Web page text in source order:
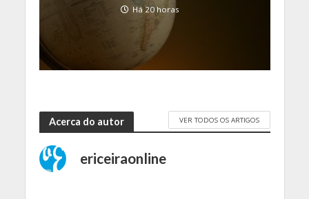
Há 20 horas
Acerca do autor VER TODOS OS ARTIGOS
ericeiraonline